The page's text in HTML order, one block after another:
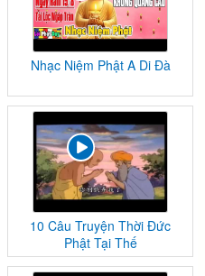
Nhạc Niệm Phật A Di Đà
10 Câu Truyện Thời Đức
Phật Tại Thế